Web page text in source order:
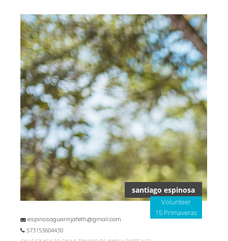
santiago espinosa
Volunteer
15 Primaveras
espinosaguarinjafeth@gmail.com
573153604430